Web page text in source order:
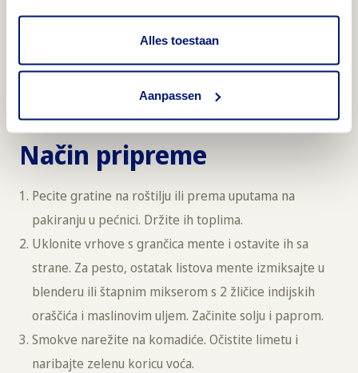
Alles toestaan
Aanpassen
Sljedeće:Kremasti veganski gratin
Način pripreme
Pecite gratine na roštilju ili prema uputama na
pakiranju u pećnici. Držite ih toplima.
Uklonite vrhove s grančica mente i ostavite ih sa
strane. Za pesto, ostatak listova mente izmiksajte u
blenderu ili štapnim mikserom s 2 žličice indijskih
oraščića i maslinovim uljem. Začinite solju i paprom.
Smokve narežite na komadiće. Očistite limetu i
naribajte zelenu koricu voća.